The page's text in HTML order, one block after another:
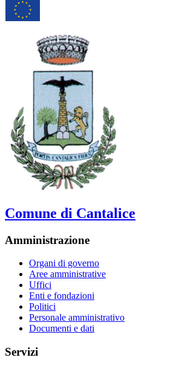
Comune di Cantalice
Amministrazione
Organi di governo
Aree amministrative
Uffici
Enti e fondazioni
Politici
Personale amministrativo
Documenti e dati
Servizi